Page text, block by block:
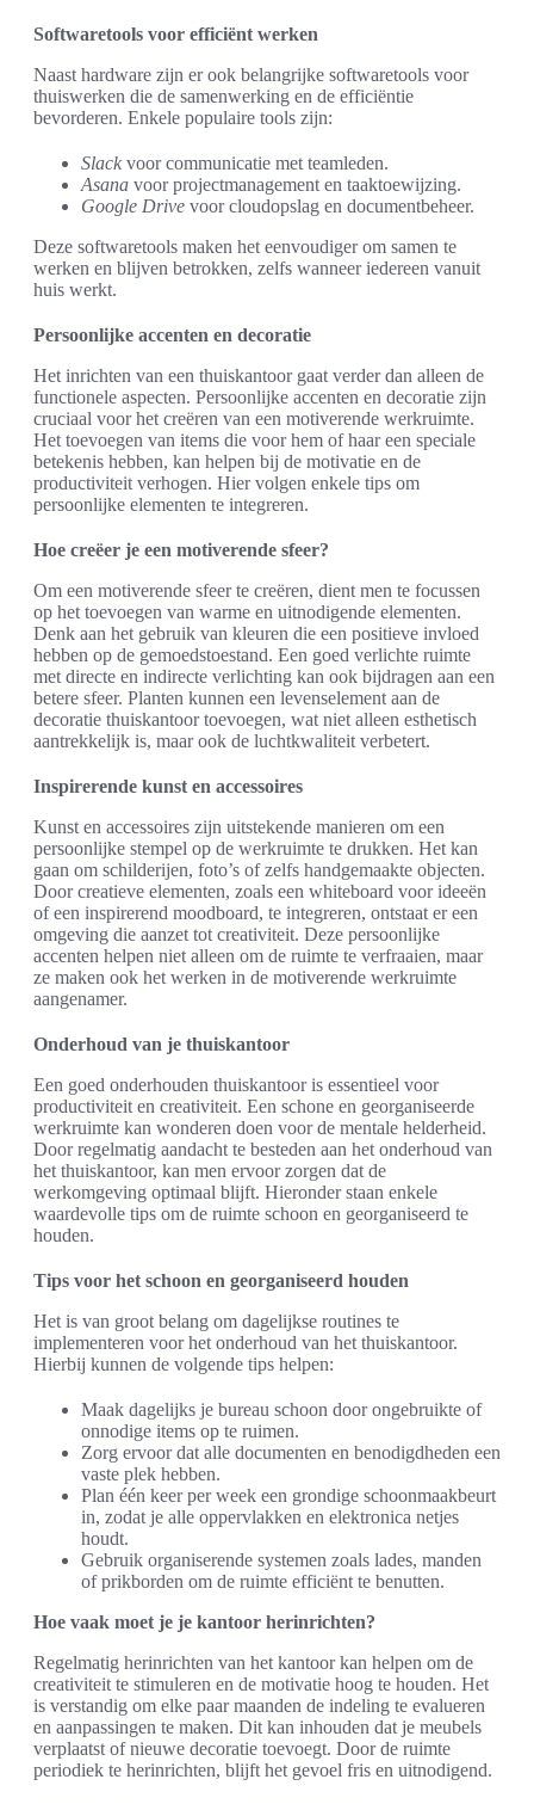
Softwaretools voor efficiënt werken
Naast hardware zijn er ook belangrijke softwaretools voor
thuiswerken die de samenwerking en de efficiëntie
bevorderen. Enkele populaire tools zijn:
Slack voor communicatie met teamleden.
Asana voor projectmanagement en taaktoewijzing.
Google Drive voor cloudopslag en documentbeheer.
Deze softwaretools maken het eenvoudiger om samen te
werken en blijven betrokken, zelfs wanneer iedereen vanuit
huis werkt.
Persoonlijke accenten en decoratie
Het inrichten van een thuiskantoor gaat verder dan alleen de
functionele aspecten. Persoonlijke accenten en decoratie zijn
cruciaal voor het creëren van een motiverende werkruimte.
Het toevoegen van items die voor hem of haar een speciale
betekenis hebben, kan helpen bij de motivatie en de
productiviteit verhogen. Hier volgen enkele tips om
persoonlijke elementen te integreren.
Hoe creëer je een motiverende sfeer?
Om een motiverende sfeer te creëren, dient men te focussen
op het toevoegen van warme en uitnodigende elementen.
Denk aan het gebruik van kleuren die een positieve invloed
hebben op de gemoedstoestand. Een goed verlichte ruimte
met directe en indirecte verlichting kan ook bijdragen aan een
betere sfeer. Planten kunnen een levenselement aan de
decoratie thuiskantoor toevoegen, wat niet alleen esthetisch
aantrekkelijk is, maar ook de luchtkwaliteit verbetert.
Inspirerende kunst en accessoires
Kunst en accessoires zijn uitstekende manieren om een
persoonlijke stempel op de werkruimte te drukken. Het kan
gaan om schilderijen, foto’s of zelfs handgemaakte objecten.
Door creatieve elementen, zoals een whiteboard voor ideeën
of een inspirerend moodboard, te integreren, ontstaat er een
omgeving die aanzet tot creativiteit. Deze persoonlijke
accenten helpen niet alleen om de ruimte te verfraaien, maar
ze maken ook het werken in de motiverende werkruimte
aangenamer.
Onderhoud van je thuiskantoor
Een goed onderhouden thuiskantoor is essentieel voor
productiviteit en creativiteit. Een schone en georganiseerde
werkruimte kan wonderen doen voor de mentale helderheid.
Door regelmatig aandacht te besteden aan het onderhoud van
het thuiskantoor, kan men ervoor zorgen dat de
werkomgeving optimaal blijft. Hieronder staan enkele
waardevolle tips om de ruimte schoon en georganiseerd te
houden.
Tips voor het schoon en georganiseerd houden
Het is van groot belang om dagelijkse routines te
implementeren voor het onderhoud van het thuiskantoor.
Hierbij kunnen de volgende tips helpen:
Maak dagelijks je bureau schoon door ongebruikte of
onnodige items op te ruimen.
Zorg ervoor dat alle documenten en benodigdheden een
vaste plek hebben.
Plan één keer per week een grondige schoonmaakbeurt
in, zodat je alle oppervlakken en elektronica netjes
houdt.
Gebruik organiserende systemen zoals lades, manden
of prikborden om de ruimte efficiënt te benutten.
Hoe vaak moet je je kantoor herinrichten?
Regelmatig herinrichten van het kantoor kan helpen om de
creativiteit te stimuleren en de motivatie hoog te houden. Het
is verstandig om elke paar maanden de indeling te evalueren
en aanpassingen te maken. Dit kan inhouden dat je meubels
verplaatst of nieuwe decoratie toevoegt. Door de ruimte
periodiek te herinrichten, blijft het gevoel fris en uitnodigend.